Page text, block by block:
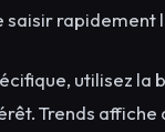
saisir rapidement
utilisez la
Trends